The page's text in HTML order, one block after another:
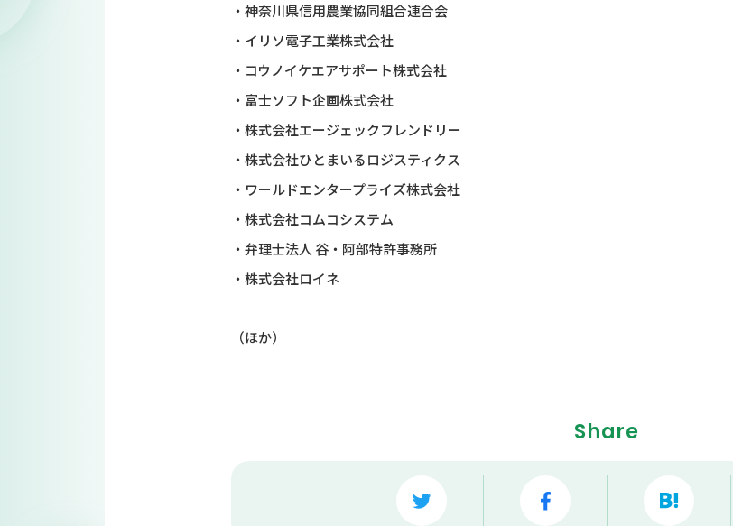
・神奈川県信用農業協同組合連合会
・イリソ電子工業株式会社
・コウノイケエアサポート株式会社
・富士ソフト企画株式会社
・株式会社エージェックフレンドリー
・株式会社ひとまいるロジスティクス
・ワールドエンタープライズ株式会社
・株式会社コムコシステム
・弁理士法人 谷・阿部特許事務所
・株式会社ロイネ
（ほか）
Share